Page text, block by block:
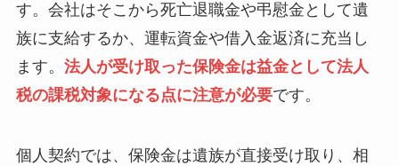
す。会社はそこから死亡退職金や弔慰金として遺
族に支給するか、運転資金や借入金返済に充当し
ます。 法人が受け取った保険金は益金として法人
税の課税対象になる点に注意が必要です。
個人契約では、保険金は遺族が直接受け取り、相